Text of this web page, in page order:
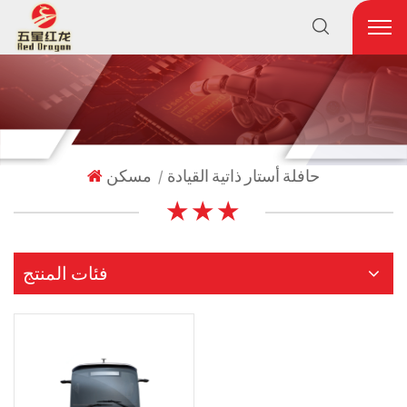
مسكن | حافلة أستار ذاتية القيادة
★ ★ ★
فئات المنتج